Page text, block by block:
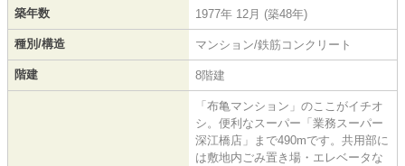
築年数 1977年 12月 (築48年)
種別/構造 マンション/鉄筋コンクリート
階建 8階建
「布亀マンション」のここがイチオ
シ。便利なスーパー「業務スーパー
深江橋店」まで490mです。共用部に
は敷地内ごみ置き場・エレベータな